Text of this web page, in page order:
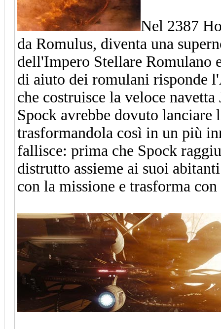
Nel 2387
da Romulus, diventa una
dell'Impero Stellare Romulano
di aiuto dei romulani risponde
che costruisce la veloce
Spock avrebbe dovuto
trasformandola così in un più
fallisce: prima che Spock
distrutto assieme ai suoi
con la missione e trasforma